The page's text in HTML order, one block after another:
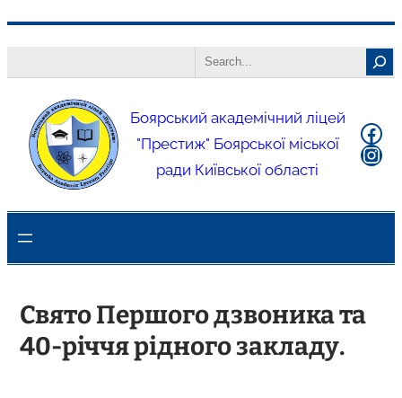
Боярський академічний ліцей
"Престиж" Боярської міської
ради Київської області
Свято Першого дзвоника та
40-річчя рідного закладу.